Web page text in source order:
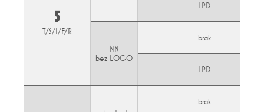
5
T/S/I/F/R
LPD
NN
bez LOGO
brak
LPD
brak